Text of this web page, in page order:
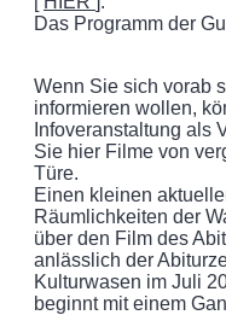
Das Programm der
Wenn Sie sich vorab
informieren wollen,
Infoveranstaltung als
Sie hier Filme von
Türe.
Einen kleinen
Räumlichkeiten der
über den Film des
anlässlich der
Kulturwasen im Juli
beginnt mit einem